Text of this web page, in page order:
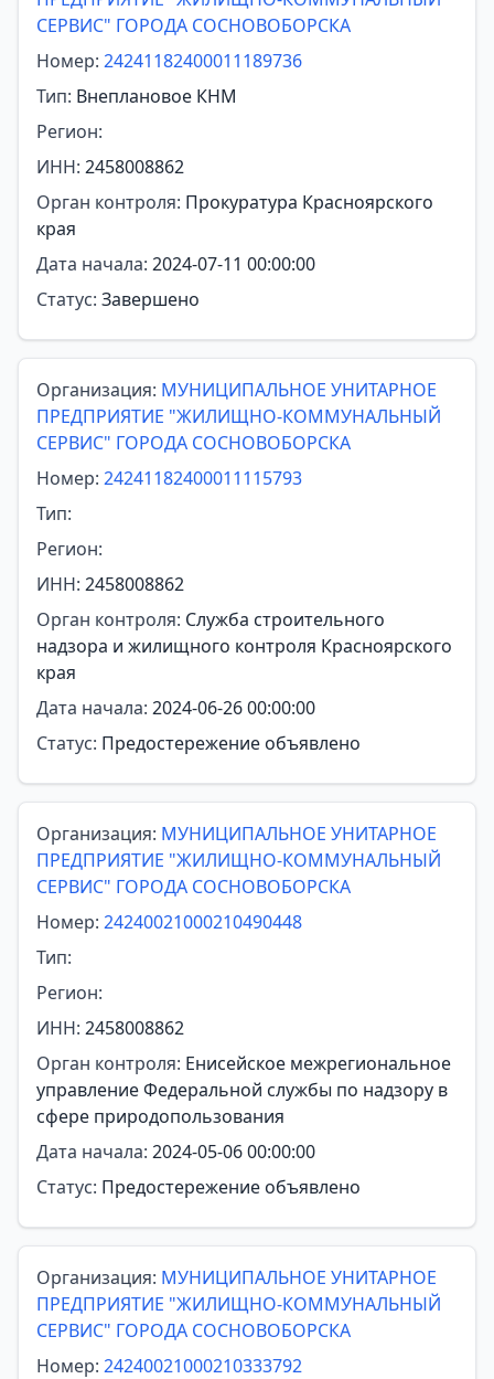
СЕРВИС" ГОРОДА СОСНОВОБОРСКА
Номер: 24241182400011189736
Тип: Внеплановое КНМ
Регион:
ИНН: 2458008862
Орган контроля: Прокуратура Красноярского
края
Дата начала: 2024-07-11 00:00:00
Статус: Завершено
Организация: МУНИЦИПАЛЬНОЕ УНИТАРНОЕ
ПРЕДПРИЯТИЕ "ЖИЛИЩНО-КОММУНАЛЬНЫЙ
СЕРВИС" ГОРОДА СОСНОВОБОРСКА
Номер: 24241182400011115793
Тип:
Регион:
ИНН: 2458008862
Орган контроля: Служба строительного
надзора и жилищного контроля Красноярского
края
Дата начала: 2024-06-26 00:00:00
Статус: Предостережение объявлено
Организация: МУНИЦИПАЛЬНОЕ УНИТАРНОЕ
ПРЕДПРИЯТИЕ "ЖИЛИЩНО-КОММУНАЛЬНЫЙ
СЕРВИС" ГОРОДА СОСНОВОБОРСКА
Номер: 24240021000210490448
Тип:
Регион:
ИНН: 2458008862
Орган контроля: Енисейское межрегиональное
управление Федеральной службы по надзору в
сфере природопользования
Дата начала: 2024-05-06 00:00:00
Статус: Предостережение объявлено
Организация: МУНИЦИПАЛЬНОЕ УНИТАРНОЕ
ПРЕДПРИЯТИЕ "ЖИЛИЩНО-КОММУНАЛЬНЫЙ
СЕРВИС" ГОРОДА СОСНОВОБОРСКА
Номер: 24240021000210333792